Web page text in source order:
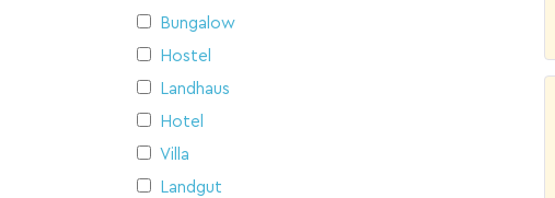
Bungalow
Hostel
Landhaus
Hotel
Villa
Landgut